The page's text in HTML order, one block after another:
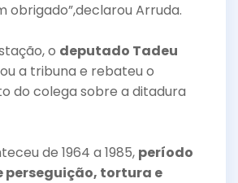
obrigado”,declarou Arruda.
o deputado Tadeu
a tribuna e rebateu o
do colega sobre a ditadura
de 1964 a 1985, período
perseguição, tortura e